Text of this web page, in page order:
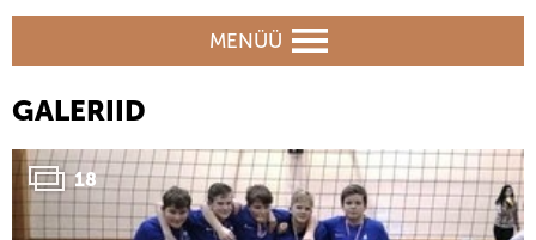
MENÜÜ
GALERIID
18